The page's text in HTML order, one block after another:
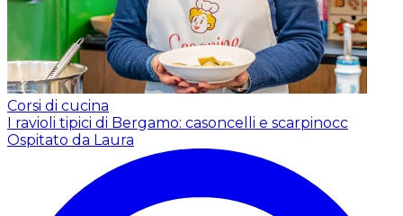
Corsi di cucina
I ravioli tipici di Bergamo: casoncelli e scarpinocc
Ospitato da Laura